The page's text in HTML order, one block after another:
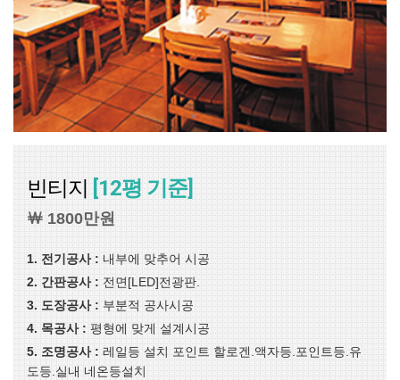
빈티지 [12평 기준]
￦ 1800만원
1. 전기공사 : 내부에 맞추어 시공
2. 간판공사 : 전면[LED]전광판.
3. 도장공사 : 부분적 공사시공
4. 목공사 : 평형에 맞게 설계시공
5. 조명공사 : 레일등 설치 포인트 할로겐.액자등.포인트등.유
도등.실내 네온등설치